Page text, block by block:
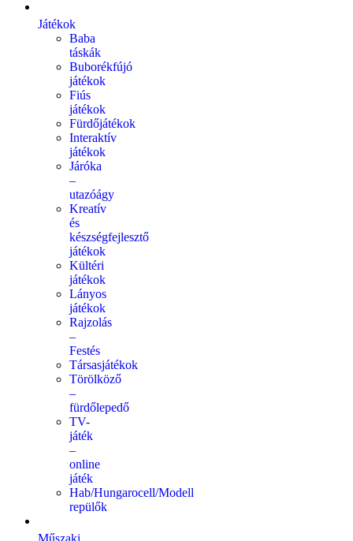
Játékok
Baba
táskák
Buborékfújó
játékok
Fiús
játékok
Fürdőjátékok
Interaktív
játékok
Járóka
–
utazóágy
Kreatív
és
készségfejlesztő
játékok
Kültéri
játékok
Lányos
játékok
Rajzolás
–
Festés
Társasjátékok
Törölköző
–
fürdőlepedő
TV-
játék
–
online
játék
Hab/Hungarocell/Modell
repülők
Műszaki